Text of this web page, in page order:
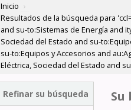
Inicio ›
Resultados de la búsqueda para
and su-to:Sistemas de Energía and
Sociedad del Estado and su-
su-to:Equipos y Accesorios and
Eléctrica, Sociedad del Estado and
Refinar su búsqueda Su